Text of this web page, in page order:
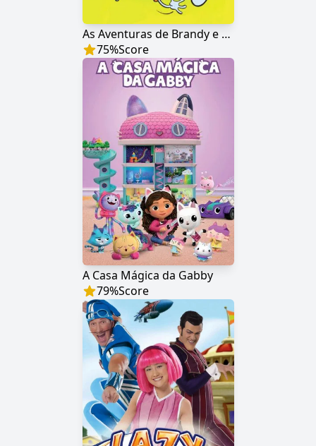
As Aventuras de Brandy e Sr. Bigodes
75%Score
A Casa Mágica da Gabby
79%Score